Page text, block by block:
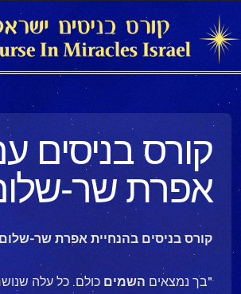
קורס בניסים
אפרת שר-
קורס בניסים בהנחיית אפרת שר-שלום
"בך נמצאים השמיםכולם. כל עלה